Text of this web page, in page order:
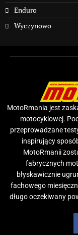
Enduro
Wyczynowo
MotoRmania jest
motocyklowej.
przeprowadzane
inspirujący
MotoRmanii
fabrycznych
błyskawicznie
fachowego
długo oczekiwany